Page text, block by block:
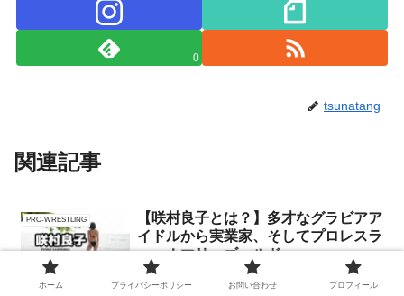
0
tsunatang
関連記事
PRO-WRESTLING
【咲村良子とは？】多才なグラビアア
イドルから実業家、そしてプロレスラ
ーへ！マリーゴールド
ホーム プライバシーポリシー お問い合わせ プロフィール